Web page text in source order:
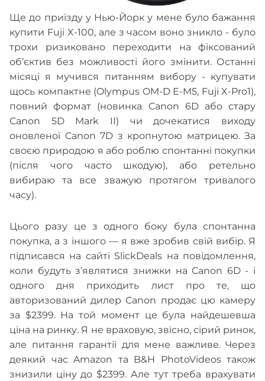
Ще до приїзду у Нью-Йорк у мене було бажання
купити Fuji X-100, але з часом воно зникло - було
трохи ризиковано переходити на фіксований
об’єктив без можливості його змінити. Останні
місяці я мучився питанням вибору - купувати
щось компактне (Olympus OM-D E-M5, Fuji X-Pro1),
повний формат (новинка Canon 6D або стару
Canon 5D Mark II) чи дочекатися виходу
оновленої Canon 7D з кропнутою матрицею. За
своєю природою я або роблю спонтанні покупки
(після чого часто шкодую), або ретельно
вибираю та все зважую протягом тривалого
часу).
Цього разу це з одного боку була спонтанна
покупка, а з іншого — я вже зробив свій вибір. Я
підписався на сайті SlickDeals на повідомлення,
коли будуть з’являтися знижки на Canon 6D - і
одного дня приходить лист про те, що
авторизований дилер Canon продає цю камеру
за $2399. На той момент це була найдешевша
ціна на ринку. Я не враховую, звісно, сірий ринок,
але питання гарантії для мене важливе. Через
деякий час Amazon та B&H PhotoVideos також
знизили ціну до $2399. Але тут треба врахувати